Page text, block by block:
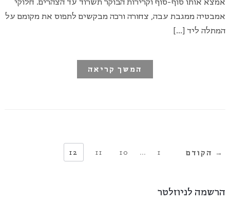
אמבטיה ממגבת עבה, צחורה ורכה מבקשים לתפוס את מקומם על
המתלה ליד […]
המשך קריאה
→ הקודם 1
…
10
11
12
הרשמה לניוזלטר